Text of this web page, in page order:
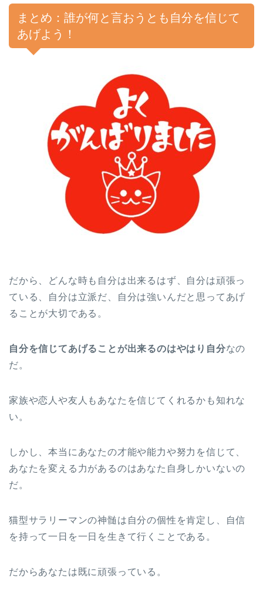
まとめ：誰が何と言おうとも自分を信じて
あげよう！
だから、どんな時も自分は出来るはず、自分は頑張っ
ている、自分は立派だ、自分は強いんだと思ってあげ
ることが大切である。
自分を信じてあげることが出来るのはやはり自分なの
だ。
家族や恋人や友人もあなたを信じてくれるかも知れな
い。
しかし、本当にあなたの才能や能力や努力を信じて、
あなたを変える力があるのはあなた自身しかいないの
だ。
猫型サラリーマンの神髄は自分の個性を肯定し、自信
を持って一日を一日を生きて行くことである。
だからあなたは既に頑張っている。